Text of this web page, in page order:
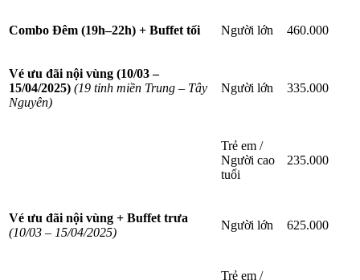
Combo Đêm (19h–22h) + Buffet tối Người lớn 460.000
Vé ưu đãi nội vùng (10/03 –
15/04/2025) (19 tỉnh miền Trung – Tây
Nguyên)
Người lớn 335.000
Trẻ em /
Người cao
tuổi
235.000
Vé ưu đãi nội vùng + Buffet trưa
(10/03 – 15/04/2025)
Người lớn 625.000
Trẻ em /